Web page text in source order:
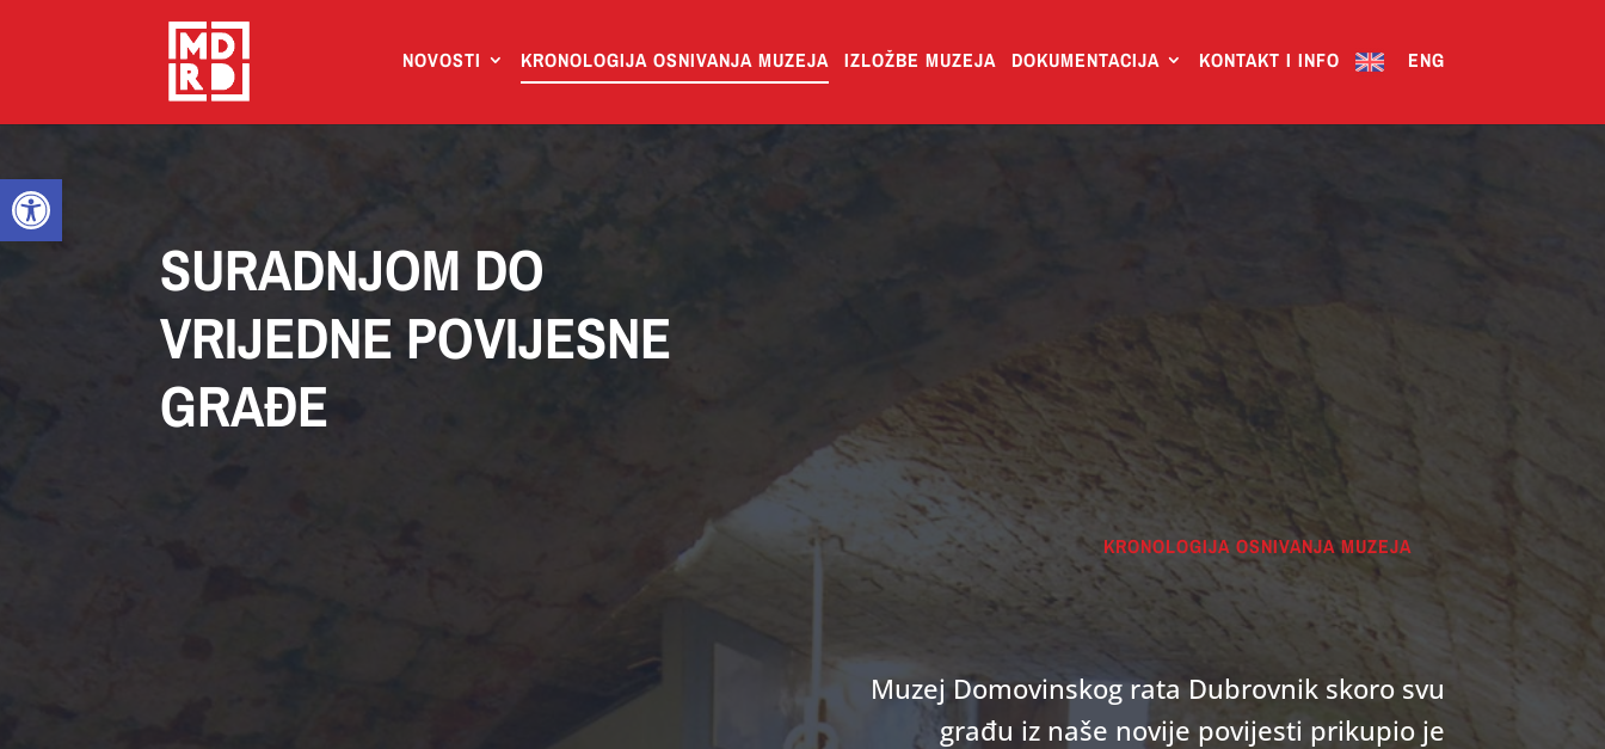
Open toolbar
NOVOSTI KRONOLOGIJA OSNIVANJA MUZEJA IZLOŽBE MUZEJA DOKUMENTACIJA KONTAKT I INFO ENG
SURADNJOM DO
VRIJEDNE POVIJESNE
GRAĐE
KRONOLOGIJA OSNIVANJA MUZEJA
Muzej Domovinskog rata Dubrovnik skoro svu
građu iz naše novije povijesti prikupio je